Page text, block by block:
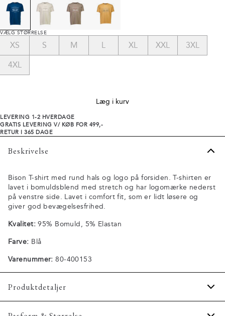
VÆLG STØRRELSE
XS S M L XL XXL 3XL
4XL
Læg i kurv
LEVERING 1-2 HVERDAGE
GRATIS LEVERING V/ KØB FOR 499,-
RETUR I 365 DAGE
Beskrivelse
Bison T-shirt med rund hals og logo på forsiden. T-shirten er
lavet i bomuldsblend med stretch og har logomærke nederst
på venstre side. Lavet i comfort fit, som er lidt løsere og
giver god bevægelsesfrihed.
Kvalitet:95% Bomuld, 5% Elastan
Farve: Blå
Varenummer: 80-400153
Produktdetaljer
Logo printet henover brystet.